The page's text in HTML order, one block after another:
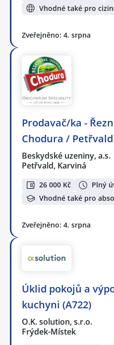
Vhodné také pro
Zveřejněno: 4. srpna
Prodavač/ka -
Chodura / Petřvald
Beskydské uzeniny, a.s.
Petřvald, Karviná
26 000 Kč
Plný
Vhodné také pro
Zveřejněno: 4. srpna
Úklid pokojů a
kuchyni (A722)
O.K. solution, s.r.o.
Frýdek-Místek